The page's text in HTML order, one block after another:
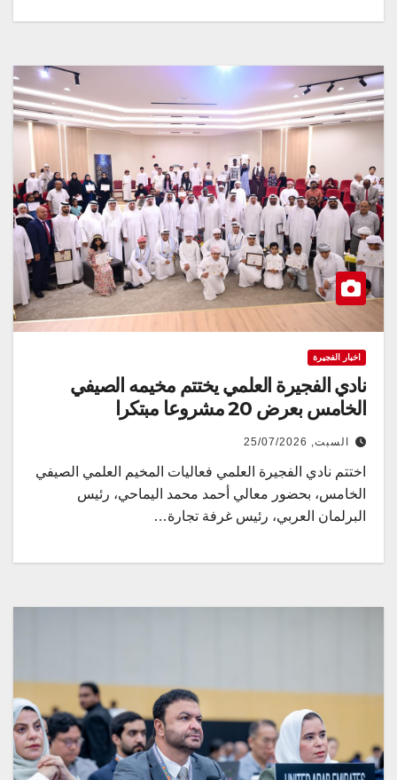
اخبار الفجيرة
نادي الفجيرة العلمي يختتم مخيمه الصيفي
الخامس بعرض 20 مشروعا مبتكرا
السبت, 25/07/2026
اختتم نادي الفجيرة العلمي فعاليات المخيم العلمي الصيفي
الخامس، بحضور معالي أحمد محمد اليماحي، رئيس
البرلمان العربي، رئيس غرفة تجارة…